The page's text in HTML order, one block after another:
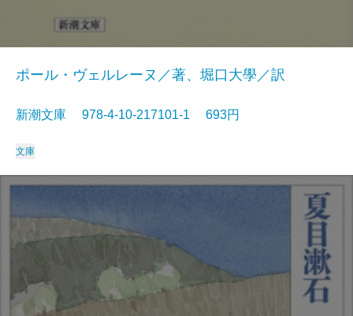
ポール・ヴェルレーヌ／著、堀口大學／訳
新潮文庫 978-4-10-217101-1 693円
文庫